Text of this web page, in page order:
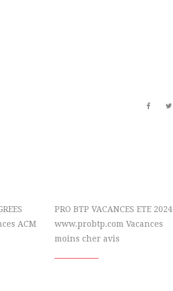
ACM
PRO BTP VACANCES ETE 2024
www.probtp.com Vacances
moins cher avis